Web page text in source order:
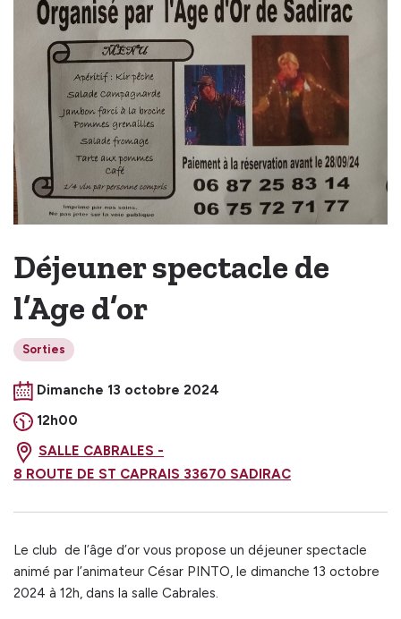
Déjeuner spectacle de
l’Age d’or
Sorties
Dimanche 13 octobre 2024
12h00
SALLE CABRALES -
8 ROUTE DE ST CAPRAIS 33670 SADIRAC
Le club de l’âge d’or vous propose un déjeuner spectacle
animé par l’animateur César PINTO, le dimanche 13 octobre
2024 à 12h, dans la salle Cabrales.